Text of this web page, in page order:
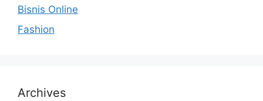
Bisnis Online
Fashion
Archives